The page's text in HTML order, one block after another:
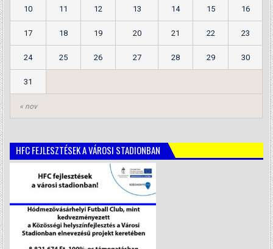
« nov
10 11 12 13 14 15 16
17 18 19 20 21 22 23
24 25 26 27 28 29 30
31
HFC FEJLESZTÉSEK A VÁROSI STADIONBAN